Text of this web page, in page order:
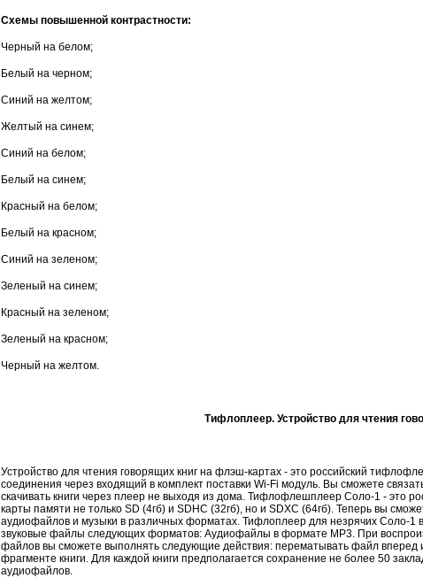
Схемы повышенной контрастности:
Черный на белом;
Белый на черном;
Синий на желтом;
Желтый на синем;
Синий на белом;
Белый на синем;
Красный на белом;
Белый на красном;
Синий на зеленом;
Зеленый на синем;
Красный на зеленом;
Зеленый на красном;
Черный на желтом.
Тифлоплеер. Устройство для чтения
Устройство для чтения говорящих книг на флэш-картах - это российский
соединения через входящий в комплект поставки Wi-Fi модуль. Вы сможете
скачивать книги через плеер не выходя из дома. Тифлофлешплеер Соло-1 - это
карты памяти не только SD (4гб) и SDHC (32гб), но и SDXC (64гб). Теперь вы
аудиофайлов и музыки в различных форматах. Тифлоплеер для незрячих Соло-1
звуковые файлы следующих форматов: Аудиофайлы в формате MP3. При
файлов вы сможете выполнять следующие действия: перематывать файл вперед
фрагменте книги. Для каждой книги предполагается сохранение не более 50
аудиофайлов.